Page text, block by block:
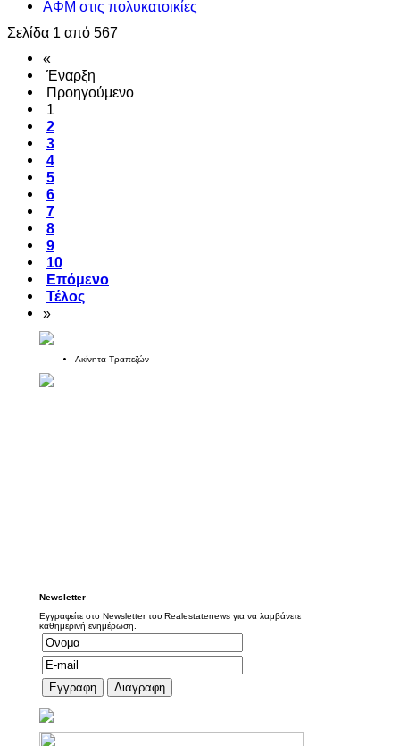
ΑΦΜ στις πολυκατοικίες
Σελίδα 1 από 567
«
Έναρξη
Προηγούμενο
1
2
3
4
5
6
7
8
9
10
Επόμενο
Τέλος
»
Ακίνητα Τραπεζών
Newsletter
Εγγραφείτε στο Newsletter του Realestatenews για να λαμβάνετε
καθημερινή ενημέρωση.